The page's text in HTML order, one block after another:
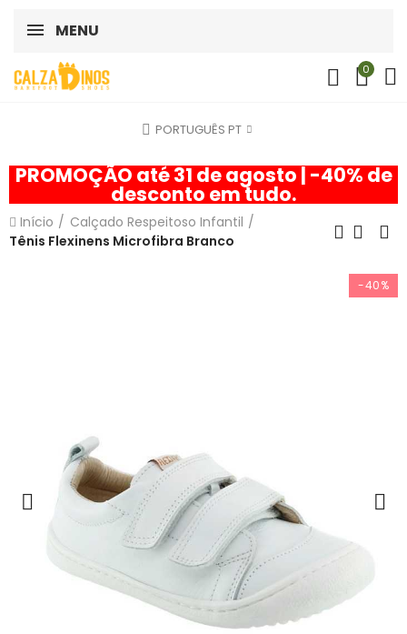
MENU
0
PORTUGUÊS PT
PROMOÇÃO até 31 de agosto | -40% de
desconto em tudo.
Início
Calçado Respeitoso Infantil
Tênis Flexinens Microfibra Branco
-40%